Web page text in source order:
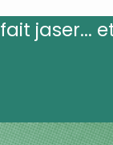
jaser...